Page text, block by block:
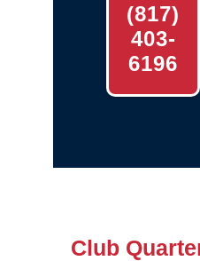
(817)
403-
6196
Club